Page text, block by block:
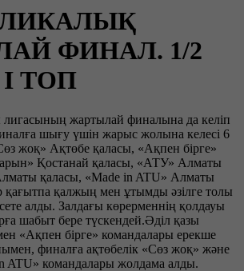
ФИНАЛ. 1/2
ТОП
лигасының жартылай финалына да келіп
шығу үшін жарыс жолына келесі 6
жоқ» Ақтөбе қаласы, «Ақпен бірге»
Қостанай қаласы, «АТУ» Алматы
қаласы, «Мade in ATU» Алматы
қағытпа қалжың мен ұтымды әзілге толы
алды. Залдағы көрерменнің қолдауы
шабыт бере түскендей.Әділ қазы
«Ақпен бірге» командалары ерекше
финалға ақтөбелік «Сөз жоқ» және
ATU» командалары жолдама алды.